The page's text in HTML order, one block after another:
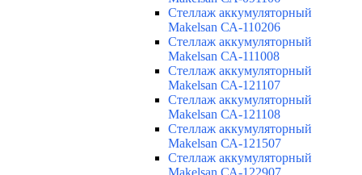
Cтеллаж аккумуляторный
Makelsan СА-110206
Cтеллаж аккумуляторный
Makelsan СА-111008
Cтеллаж аккумуляторный
Makelsan СА-121107
Cтеллаж аккумуляторный
Makelsan СА-121108
Cтеллаж аккумуляторный
Makelsan СА-121507
Cтеллаж аккумуляторный